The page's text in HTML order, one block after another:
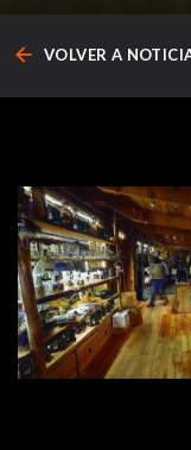
arrow_back VOLVER A